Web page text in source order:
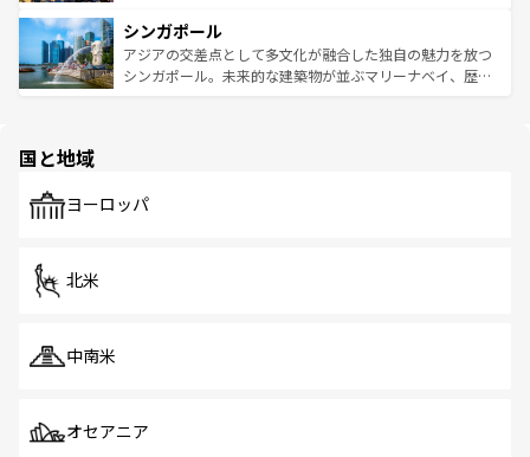
参照してほしい。
激する。気候は一年中温暖で、どの季節にも異なる楽しみ
が待っている。親しみやすいタイの人々、仏教を中心とし
た文化、そして多様な観光資源が、訪れる旅人を魅了し続
み、どこを訪れても感動するはず。観光スポットが密集し
ており、効率よく見どころを回れるのも魅力。息をのむよ
うな絶景から文化的な体験まで、香港を存分に楽しみ尽く
シンガポール
アジアの交差点として多文化が融合した独自の魅力を放つ
シンガポール。未来的な建築物が並ぶマリーナベイ、歴史
で、ホーカーズは地元の風情を楽しめる外せないスポット
国と地域
ヨーロッパ
北米
中南米
オセアニア